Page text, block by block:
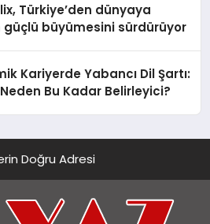
Türkiye’den dünyaya
güçlü büyümesini sürdürüyor
Kariyerde Yabancı Dil Şartı:
Neden Bu Kadar Belirleyici?
Doğru Adresi